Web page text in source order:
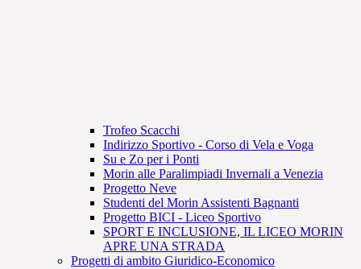
Trofeo Scacchi
Indirizzo Sportivo - Corso di Vela e Voga
Su e Zo per i Ponti
Morin alle Paralimpiadi Invernali a Venezia
Progetto Neve
Studenti del Morin Assistenti Bagnanti
Progetto BICI - Liceo Sportivo
SPORT E INCLUSIONE, IL LICEO MORIN
APRE UNA STRADA
Progetti di ambito Giuridico-Economico